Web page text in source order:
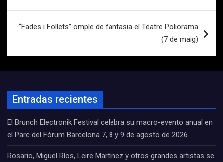
“Fades i Follets” omple de fantasia el Teatre Poliorama
(7 de maig)
Entradas recientes
El Brunch Electronik Festival celebra su macro-evento anual en
el Parc del Fòrum Barcelona 7, 8 y 9 de agosto de 2026
Rosario, Miguel Ríos, Leire Martínez y otros grandes artistas se